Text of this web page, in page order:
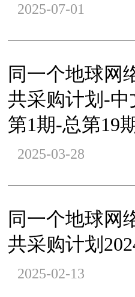
2025-07-01
同一个地球网
共采购计划-中
第1期-总第19
2025-03-28
同一个地球网
共采购计划
2025-02-13